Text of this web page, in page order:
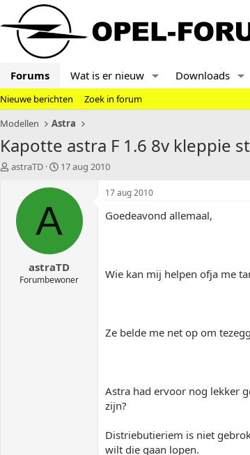
Forums Wat is er nieuw Downloads
Nieuwe berichten
Zoek in forum
Modellen
Astra
Kapotte astra F 1.6 8v kleppie
T
astraTD
S
a
d
t
u
m
17 aug 2010
A
astraTD
Forumbewoner
17 aug 2010
Goedeavond allemaal,
Wie kan mij helpen ofja me
Ze belde me net op om
Astra had ervoor nog lekker
zijn?
Distriebutieriem is niet
wilt die gaan lopen.